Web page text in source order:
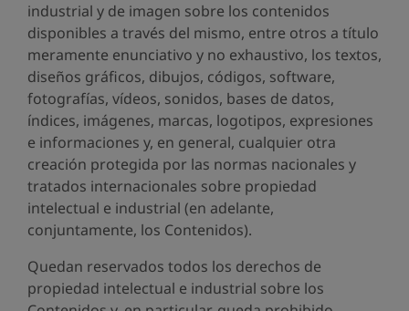
industrial y de imagen sobre los contenidos
disponibles a través del mismo, entre otros a título
meramente enunciativo y no exhaustivo, los textos,
diseños gráficos, dibujos, códigos, software,
fotografías, vídeos, sonidos, bases de datos,
índices, imágenes, marcas, logotipos, expresiones
e informaciones y, en general, cualquier otra
creación protegida por las normas nacionales y
tratados internacionales sobre propiedad
intelectual e industrial (en adelante,
conjuntamente, los Contenidos).
Quedan reservados todos los derechos de
propiedad intelectual e industrial sobre los